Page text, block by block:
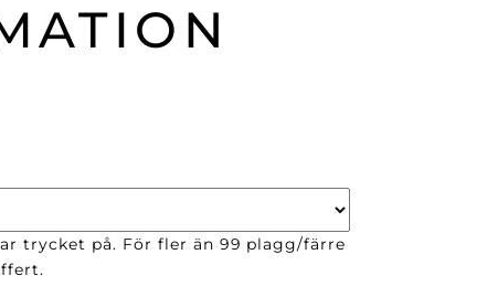
trycket på. För fler än 99 plagg/färre